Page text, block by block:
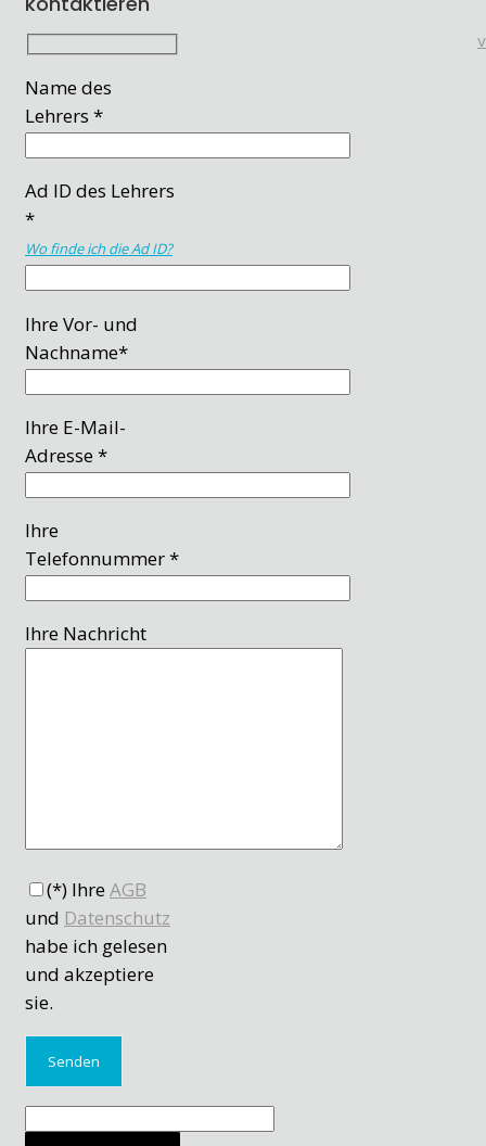
Name des
Lehrers *
Ad ID des Lehrers
*
Wo finde ich die Ad ID?
Ihre Vor- und
Nachname*
Ihre E-Mail-
Adresse *
Ihre
Telefonnummer *
Ihre Nachricht
(*) IhreAGB
und Datenschutz
habe ich gelesen
und akzeptiere
sie.